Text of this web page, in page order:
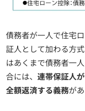
債務者が一人で住宅
証人として加わる方
はあくまで債務者一
合には、 連帯保証人
全額返済する義務が